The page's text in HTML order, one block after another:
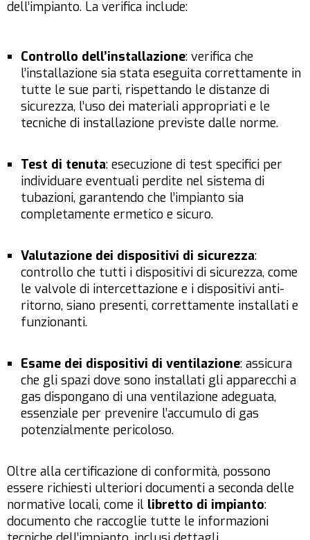
dell’impianto. La verifica include:
Controllo dell’installazione: verifica che
l’installazione sia stata eseguita correttamente in
tutte le sue parti, rispettando le distanze di
sicurezza, l’uso dei materiali appropriati e le
tecniche di installazione previste dalle norme.
Test di tenuta: esecuzione di test specifici per
individuare eventuali perdite nel sistema di
tubazioni, garantendo che l’impianto sia
completamente ermetico e sicuro.
Valutazione dei dispositivi di sicurezza:
controllo che tutti i dispositivi di sicurezza, come
le valvole di intercettazione e i dispositivi anti-
ritorno, siano presenti, correttamente installati e
funzionanti.
Esame dei dispositivi di ventilazione: assicura
che gli spazi dove sono installati gli apparecchi a
gas dispongano di una ventilazione adeguata,
essenziale per prevenire l’accumulo di gas
potenzialmente pericoloso.
Oltre alla certificazione di conformità, possono
essere richiesti ulteriori documenti a seconda delle
normative locali, come il libretto di impianto:
documento che raccoglie tutte le informazioni